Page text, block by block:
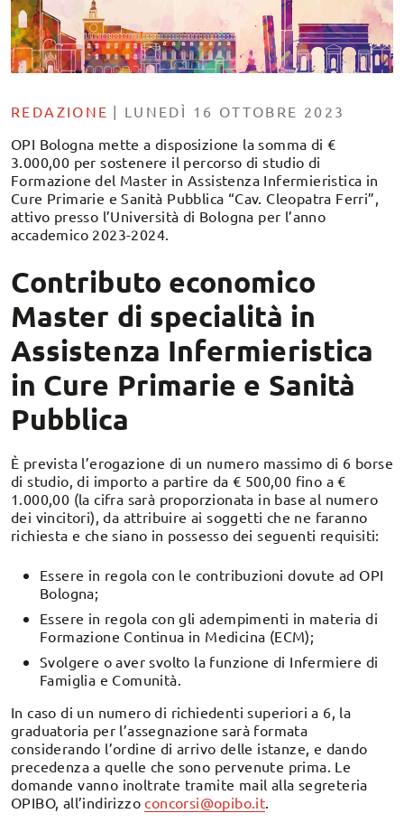
REDAZIONE | LUNEDÌ 16 OTTOBRE 2023
OPI Bologna mette a disposizione la somma di €
3.000,00 per sostenere il percorso di studio di
Formazione del Master in Assistenza Infermieristica in
Cure Primarie e Sanità Pubblica “Cav. Cleopatra Ferri”,
attivo presso l’Università di Bologna per l’anno
accademico 2023-2024.
Contributo economico
Master di specialità in
Assistenza Infermieristica
in Cure Primarie e Sanità
Pubblica
È prevista l’erogazione di un numero massimo di 6 borse
di studio, di importo a partire da € 500,00 fino a €
1.000,00 (la cifra sarà proporzionata in base al numero
dei vincitori), da attribuire ai soggetti che ne faranno
richiesta e che siano in possesso dei seguenti requisiti:
Essere in regola con le contribuzioni dovute ad OPI
Bologna;
Essere in regola con gli adempimenti in materia di
Formazione Continua in Medicina (ECM);
Svolgere o aver svolto la funzione di Infermiere di
Famiglia e Comunità.
In caso di un numero di richiedenti superiori a 6, la
graduatoria per l’assegnazione sarà formata
considerando l’ordine di arrivo delle istanze, e dando
precedenza a quelle che sono pervenute prima. Le
domande vanno inoltrate tramite mail alla segreteria
OPIBO, all’indirizzoconcorsi@opibo.it.